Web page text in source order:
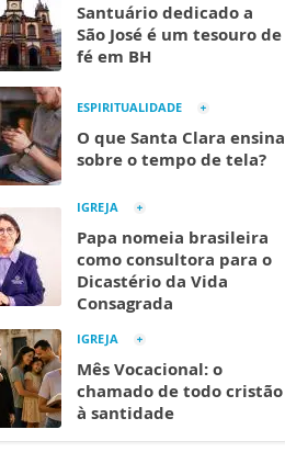
Santuário dedicado a
São José é um tesouro de
fé em BH
ESPIRITUALIDADE
O que Santa Clara ensina
sobre o tempo de tela?
IGREJA
Papa nomeia brasileira
como consultora para o
Dicastério da Vida
Consagrada
IGREJA
Mês Vocacional: o
chamado de todo cristão
à santidade